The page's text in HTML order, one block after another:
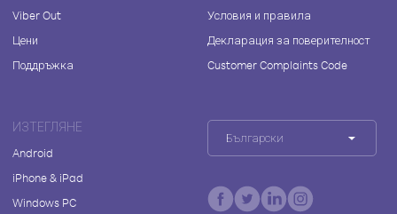
Viber Out
Цени
Поддръжка
Условия и правила
Декларация за поверителност
Customer Complaints Code
ИЗТЕГЛЯНЕ
Android
iPhone & iPad
Windows PC
Български